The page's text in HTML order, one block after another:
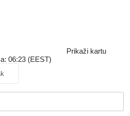
Prikaži kartu
06:23 (EEST)